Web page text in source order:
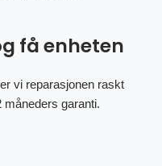
få enheten
vi reparasjonen raskt
måneders garanti.